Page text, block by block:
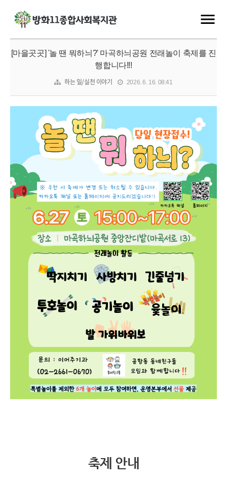
[마을곳곳] '놀 땐 뭐하늬?' 마곡하늬공원 전래놀이 축제를 진
행합니다!!!
하는 일/실천 이야기 2026. 6. 16. 08:41
축제 안내